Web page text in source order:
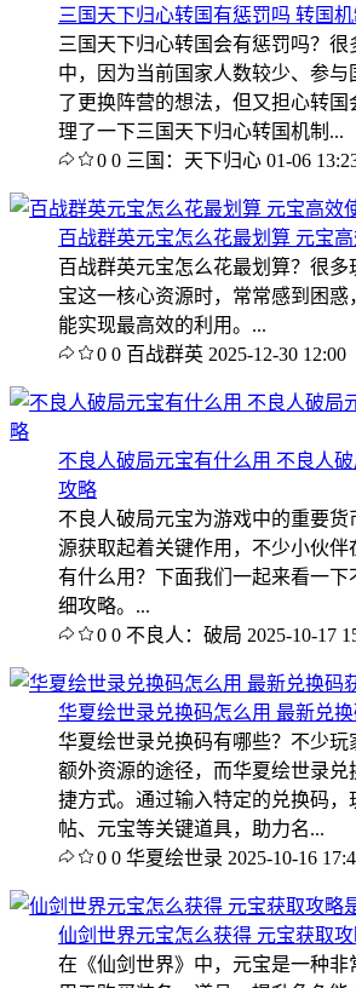
三国天下归心转国有惩罚吗 转国
三国天下归心转国会有惩罚吗？很
中，因为当前国家人数较少、参与
了更换阵营的想法，但又担心转
理了一下三国天下归心转国机制...
0 0 三国：天下归心 01-06
百战群英元宝怎么花最划算 元宝
百战群英元宝怎么花最划算？很
宝这一核心资源时，常常感到困惑
能实现最高效的利用。...
0 0 百战群英 2025-12-30 12:00
不良人破局元宝有什么用 不良人
攻略
不良人破局元宝为游戏中的重要货
源获取起着关键作用，不少小伙伴
有什么用？下面我们一起来看一下
细攻略。...
0 0 不良人：破局 2025-10-17
华夏绘世录兑换码怎么用 最新兑
华夏绘世录兑换码有哪些？不少玩
额外资源的途径，而华夏绘世录兑
捷方式。通过输入特定的兑换码，
帖、元宝等关键道具，助力名...
0 0 华夏绘世录 2025-10-16
仙剑世界元宝怎么获得 元宝获取
在《仙剑世界》中，元宝是一种非